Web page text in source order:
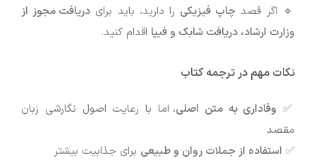
🔹 اگر قصد چاپ فیزیکی را دارید، باید برای دریافت مجوز از
وزارت ارشاد، دریافت شابک و فیپا اقدام کنید.
نکات مهم در ترجمه کتاب
✅ وفاداری به متن اصلی، اما با رعایت اصول نگارشی زبان
مقصد
✅ استفاده از جملات روان و طبیعی برای جذابیت بیشتر